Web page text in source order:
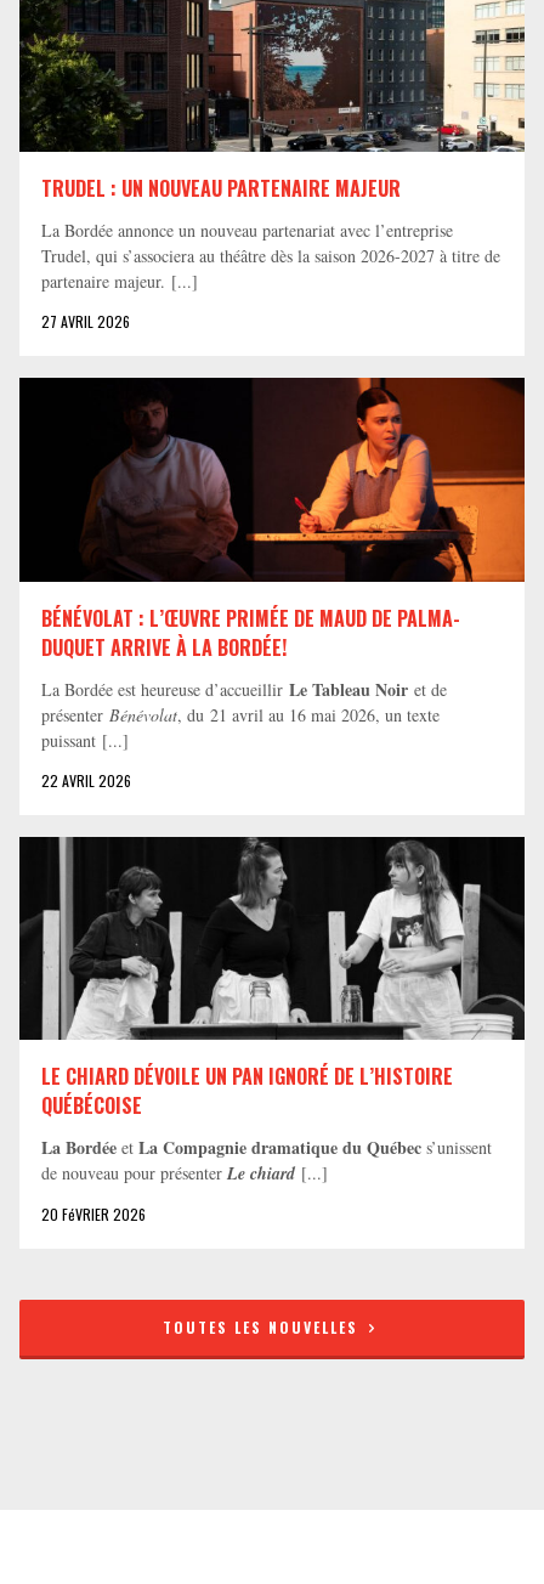
TRUDEL : UN NOUVEAU PARTENAIRE MAJEUR
La Bordée annonce un nouveau partenariat avec l’entreprise
Trudel, qui s’associera au théâtre dès la saison 2026-2027 à titre de
partenaire majeur. [...]
27 AVRIL 2026
BÉNÉVOLAT : L’ŒUVRE PRIMÉE DE MAUD DE PALMA-
DUQUET ARRIVE À LA BORDÉE!
La Bordée est heureuse d’accueillir Le Tableau Noir et de
présenter Bénévolat, du 21 avril au 16 mai 2026, un texte
puissant [...]
22 AVRIL 2026
LE CHIARD DÉVOILE UN PAN IGNORÉ DE L’HISTOIRE
QUÉBÉCOISE
La Bordée et La Compagnie dramatique du Québec s’unissent
de nouveau pour présenter Le chiard [...]
20 FéVRIER 2026
TOUTES LES NOUVELLES